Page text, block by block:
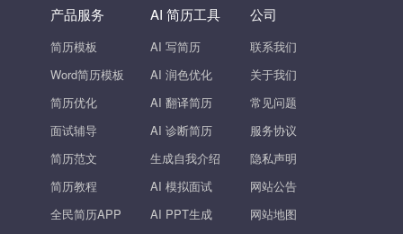
产品服务
简历模板
Word简历模板
简历优化
面试辅导
简历范文
简历教程
全民简历APP
AI 简历工具
AI 写简历
AI 润色优化
AI 翻译简历
AI 诊断简历
生成自我介绍
AI 模拟面试
AI PPT生成
公司
联系我们
关于我们
常见问题
服务协议
隐私声明
网站公告
网站地图